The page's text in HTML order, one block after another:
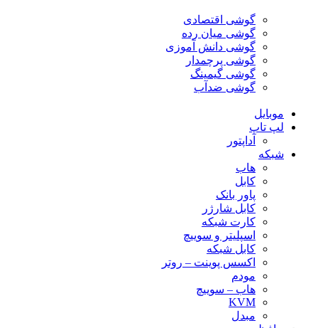
گوشی اقتصادی
گوشی میان رده
گوشی دانش آموزی
گوشی پرچمدار
گوشی گیمینگ
گوشی ضدآب
موبایل
لپ تاپ
آداپتور
شبکه
هاب
کابل
پاور بانک
کابل شارژر
کارت شبکه
اسپلیتر و سوییچ
کابل شبکه
اکسس پوینت – روتر
مودم
هاب – سوییچ
KVM
مبدل